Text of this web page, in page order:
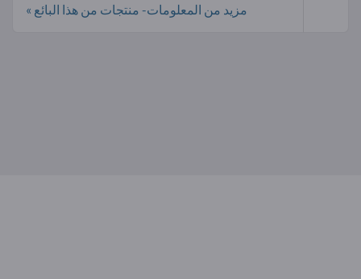
مزيد من المعلومات- منتجات من هذا البائع »